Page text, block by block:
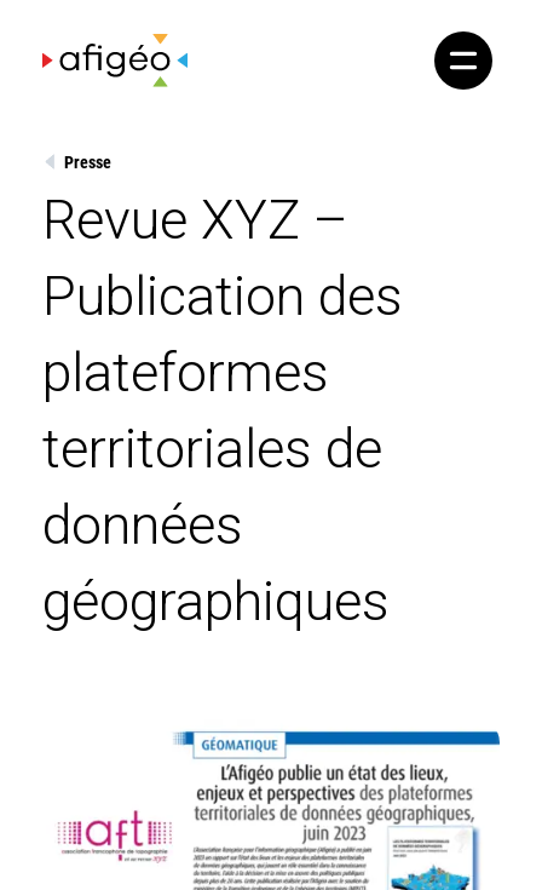
content
Presse
Revue XYZ –
Publication des
plateformes
territoriales de
données
géographiques